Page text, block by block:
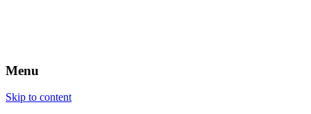
Menu
Skip to content